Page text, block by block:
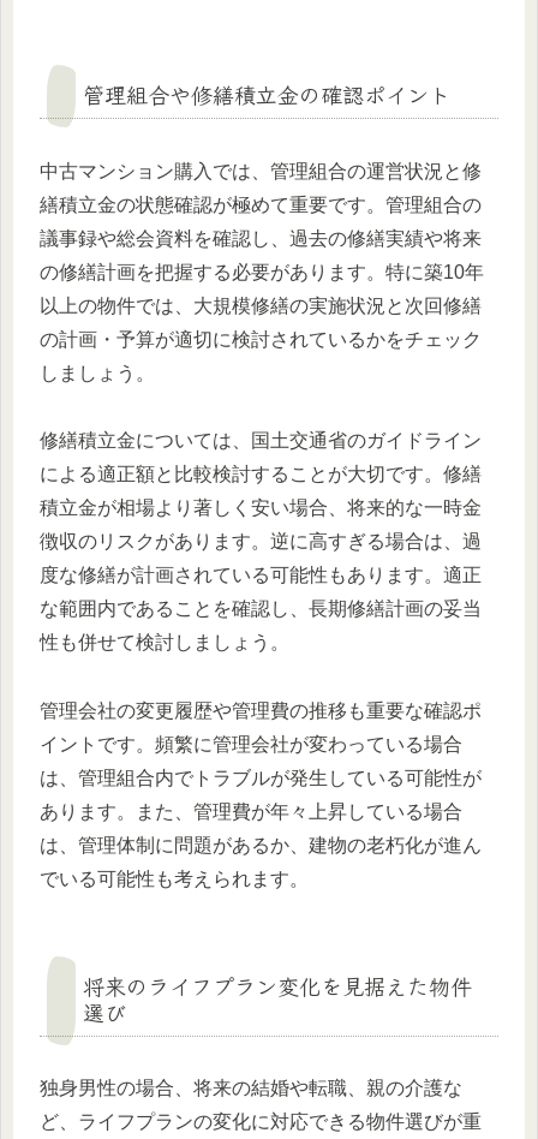
管理組合や修繕積立金の確認ポイント
中古マンション購入では、管理組合の運営状況と修
繕積立金の状態確認が極めて重要です。管理組合の
議事録や総会資料を確認し、過去の修繕実績や将来
の修繕計画を把握する必要があります。特に築10年
以上の物件では、大規模修繕の実施状況と次回修繕
の計画・予算が適切に検討されているかをチェック
しましょう。
修繕積立金については、国土交通省のガイドライン
による適正額と比較検討することが大切です。修繕
積立金が相場より著しく安い場合、将来的な一時金
徴収のリスクがあります。逆に高すぎる場合は、過
度な修繕が計画されている可能性もあります。適正
な範囲内であることを確認し、長期修繕計画の妥当
性も併せて検討しましょう。
管理会社の変更履歴や管理費の推移も重要な確認ポ
イントです。頻繁に管理会社が変わっている場合
は、管理組合内でトラブルが発生している可能性が
あります。また、管理費が年々上昇している場合
は、管理体制に問題があるか、建物の老朽化が進ん
でいる可能性も考えられます。
将来のライフプラン変化を見据えた物件
選び
独身男性の場合、将来の結婚や転職、親の介護な
ど、ライフプランの変化に対応できる物件選びが重